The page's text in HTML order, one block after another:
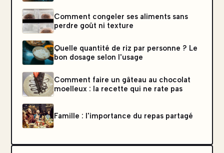
Comment congeler ses aliments sans
perdre goût ni texture
Quelle quantité de riz par personne ? Le
bon dosage selon l'usage
Comment faire un gâteau au chocolat
moelleux : la recette qui ne rate pas
Famille : l'importance du repas partagé